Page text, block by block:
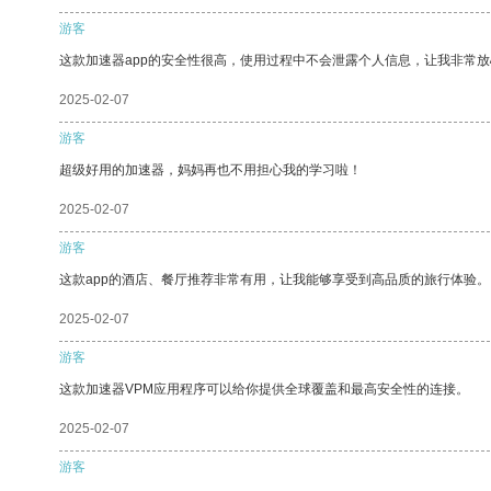
游客
这款加速器app的安全性很高，使用过程中不会泄露个人信息，让我非常
2025-02-07
游客
超级好用的加速器，妈妈再也不用担心我的学习啦！
2025-02-07
游客
这款app的酒店、餐厅推荐非常有用，让我能够享受到高品质的旅行体验。
2025-02-07
游客
这款加速器VPM应用程序可以给你提供全球覆盖和最高安全性的连接。
2025-02-07
游客